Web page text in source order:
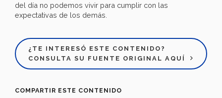
del día no podemos vivir para cumplir con las
expectativas de los demás.
¿TE INTERESÓ ESTE CONTENIDO?
CONSULTA SU FUENTE ORIGINAL AQUÍ
COMPARTIR ESTE CONTENIDO